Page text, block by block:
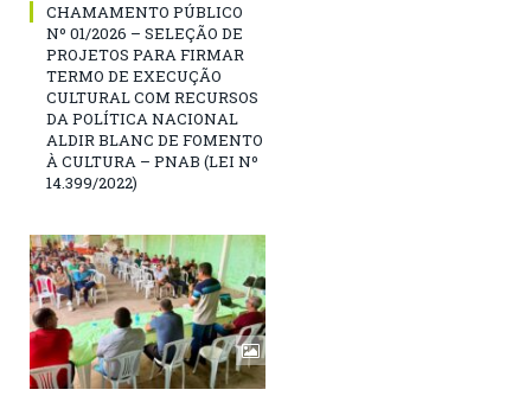
CHAMAMENTO PÚBLICO
Nº 01/2026 – SELEÇÃO DE
PROJETOS PARA FIRMAR
TERMO DE EXECUÇÃO
CULTURAL COM RECURSOS
DA POLÍTICA NACIONAL
ALDIR BLANC DE FOMENTO
À CULTURA – PNAB (LEI Nº
14.399/2022)